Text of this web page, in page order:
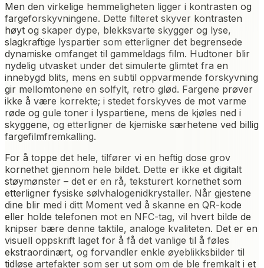
Men den virkelige hemmeligheten ligger i kontrasten og
fargeforskyvningene. Dette filteret skyver kontrasten
høyt og skaper dype, blekksvarte skygger og lyse,
slagkraftige lyspartier som etterligner det begrensede
dynamiske omfanget til gammeldags film. Hudtoner blir
nydelig utvasket under det simulerte glimtet fra en
innebygd blits, mens en subtil oppvarmende forskyvning
gir mellomtonene en solfylt, retro glød. Fargene prøver
ikke å være korrekte; i stedet forskyves de mot varme
røde og gule toner i lyspartiene, mens de kjøles ned i
skyggene, og etterligner de kjemiske særhetene ved billig
fargefilmfremkalling.
For å toppe det hele, tilfører vi en heftig dose grov
kornethet gjennom hele bildet. Dette er ikke et digitalt
støymønster – det er en rå, teksturert kornethet som
etterligner fysiske sølvhalogenidkrystaller. Når gjestene
dine blir med i ditt Moment ved å skanne en QR-kode
eller holde telefonen mot en NFC-tag, vil hvert bilde de
knipser bære denne taktile, analoge kvaliteten. Det er en
visuell oppskrift laget for å få det vanlige til å føles
ekstraordinært, og forvandler enkle øyeblikksbilder til
tidløse artefakter som ser ut som om de ble fremkalt i et